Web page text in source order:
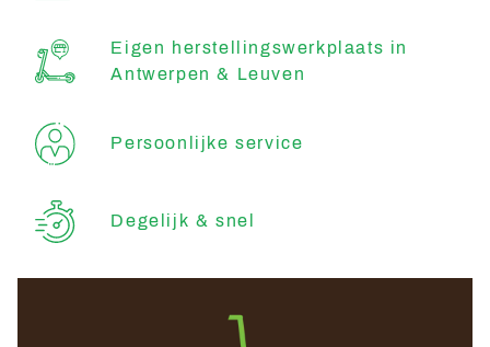
Eigen herstellingswerkplaats in
Antwerpen & Leuven
Persoonlijke service
Degelijk & snel